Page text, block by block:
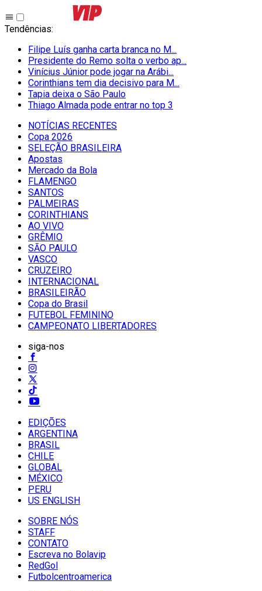
Tendências:
Filipe Luís ganha carta branca no M...
Presidente do Remo solta o verbo ap...
Vinícius Júnior pode jogar na Arábi...
Corinthians tem dia decisivo para M...
Tapia deixa o São Paulo
Thiago Almada pode entrar no top 3
NOTÍCIAS RECENTES
Copa 2026
SELEÇÃO BRASILEIRA
Apostas
Mercado da Bola
FLAMENGO
SANTOS
PALMEIRAS
CORINTHIANS
AO VIVO
GRÊMIO
SĀO PAULO
VASCO
CRUZEIRO
INTERNACIONAL
BRASILEIRÃO
Copa do Brasil
FUTEBOL FEMININO
CAMPEONATO LIBERTADORES
siga-nos
EDIÇÕES
ARGENTINA
BRASIL
CHILE
GLOBAL
MÉXICO
PERU
US ENGLISH
SOBRE NÓS
STAFF
CONTATO
Escreva no Bolavip
RedGol
Futbolcentroamerica